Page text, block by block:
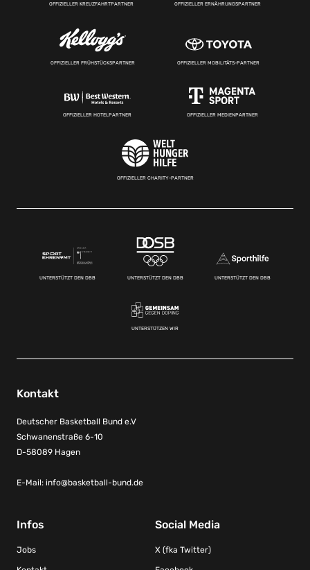
OFFIZIELLER KREUZFAHRTPARTNER OFFIZIELLER ERNÄHRUNGSPARTNER
OFFIZIELLER FRÜHSTÜCKSPARTNER OFFIZIELLER MOBILITÄTS-PARTNER
OFFIZIELLER HOTELPARTNER OFFIZIELLER MEDIENPARTNER
OFFIZIELLER CHARITY-PARTNER
UNTERSTÜTZT DEN DBB UNTERSTÜTZT DEN DBB UNTERSTÜTZT DEN DBB
UNTERSTÜTZEN WIR
Kontakt
Deutscher Basketball Bund e.V
Schwanenstraße 6-10
D-58089 Hagen
E-Mail: info@basketball-bund.de
Infos
Jobs
Social Media
X (fka Twitter)